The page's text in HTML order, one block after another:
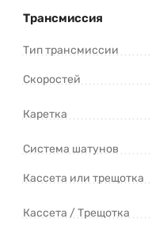
Трансмиссия
Тип трансмиссии
Скоростей
Каретка
Система шатунов
Кассета или трещотка
Кассета / Трещотка